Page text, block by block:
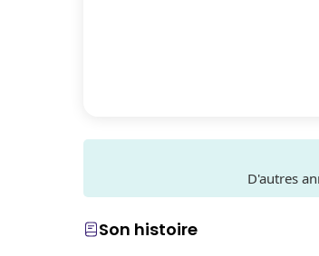
D'autres
Son histoire